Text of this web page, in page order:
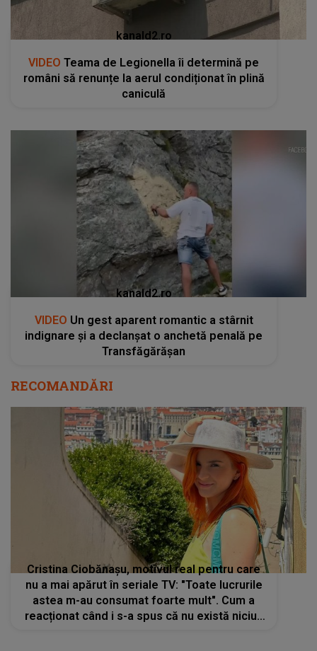
kanald2.ro
VIDEO Teama de Legionella îi determină pe
români să renunțe la aerul condiționat în plină
caniculă
kanald2.ro
VIDEO Un gest aparent romantic a stârnit
indignare și a declanșat o anchetă penală pe
Transfăgărășan
RECOMANDĂRI
Cristina Ciobănașu, motivul real pentru care
nu a mai apărut în seriale TV: "Toate lucrurile
astea m-au consumat foarte mult". Cum a
reacționat când i s-a spus că nu există niciun